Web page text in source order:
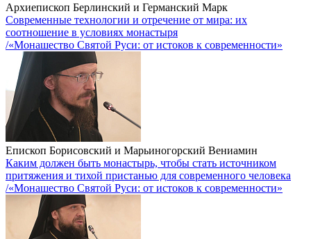
Архиепископ Берлинский и Германский Марк
Современные технологии и отречение от мира: их
соотношение в условиях монастыря
/«Монашество Святой Руси: от истоков к современности»
Епископ Борисовский и Марьиногорский Вениамин
Каким должен быть монастырь, чтобы стать источником
притяжения и тихой пристанью для современного человека
/«Монашество Святой Руси: от истоков к современности»